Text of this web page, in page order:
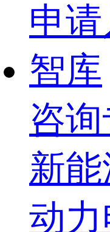
申
智库
咨
新
动